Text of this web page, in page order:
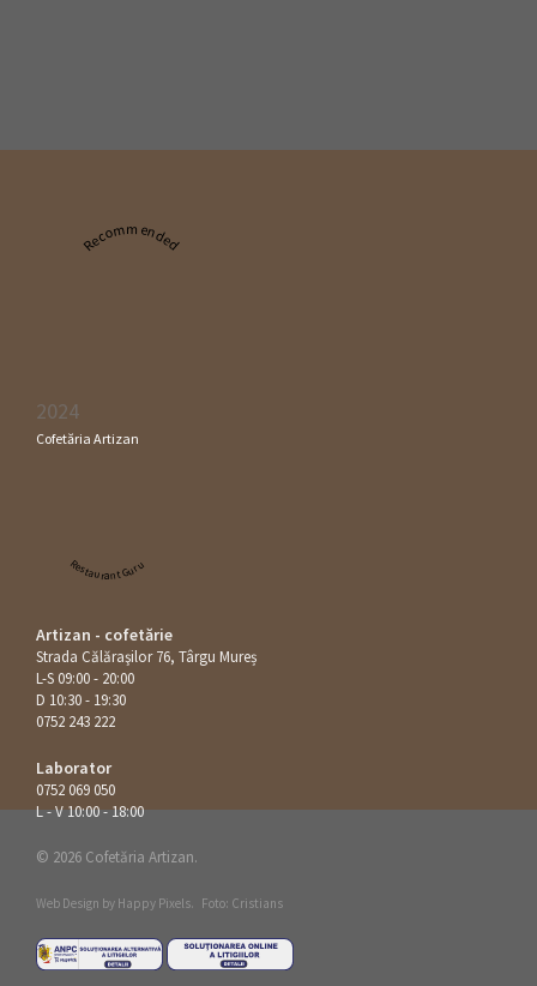
Recommended
2024
Cofetăria Artizan
Restaurant Guru
Artizan - cofetărie
Strada Călăraşilor 76, Târgu Mureș
L-S 09:00 - 20:00
D 10:30 - 19:30
0752 243 222
Laborator
0752 069 050
L - V 10:00 - 18:00
© 2026 Cofetăria Artizan.
Web Design by Happy Pixels. Foto: Cristians